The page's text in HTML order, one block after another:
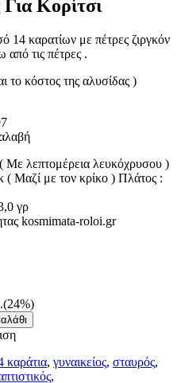
Κορίτσι
14 καρατίων με πέτρες ζιργκόν
από τις πέτρες .
το κόστος της αλυσίδας )
Με λεπτομέρεια λευκόχρυσου )
Μαζί με τον κρίκο ) Πλάτος :
γρ
kosmimata-roloi.gr
καράτια, γυναικείος, σταυρός,
,